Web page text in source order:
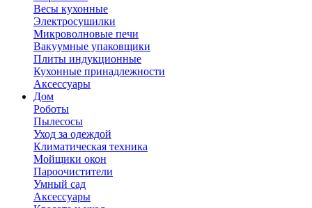
Весы кухонные
Электросушилки
Микроволновые печи
Вакуумные упаковщики
Плиты индукционные
Кухонные принадлежности
Аксессуары
Дом
Роботы
Пылесосы
Уход за одеждой
Климатическая техника
Мойщики окон
Пароочистители
Умный сад
Аксессуары